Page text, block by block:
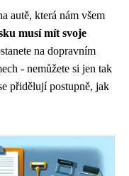
autě, která nám všem
musí mít svoje
na dopravním
- nemůžete si jen tak
přidělují postupně, jak